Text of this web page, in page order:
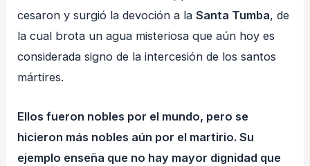
cesaron y surgió la devoción a laSanta Tumba, de
la cual brota un agua misteriosa que aún hoy es
considerada signo de la intercesión de los santos
mártires.
Ellos fueron nobles por el mundo, pero se
hicieron más nobles aún por el martirio. Su
ejemplo enseña que no hay mayor dignidad que